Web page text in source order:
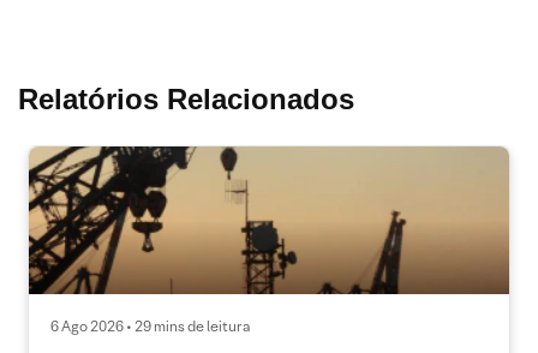
Relatórios Relacionados
6 Ago 2026 • 29 mins de leitura